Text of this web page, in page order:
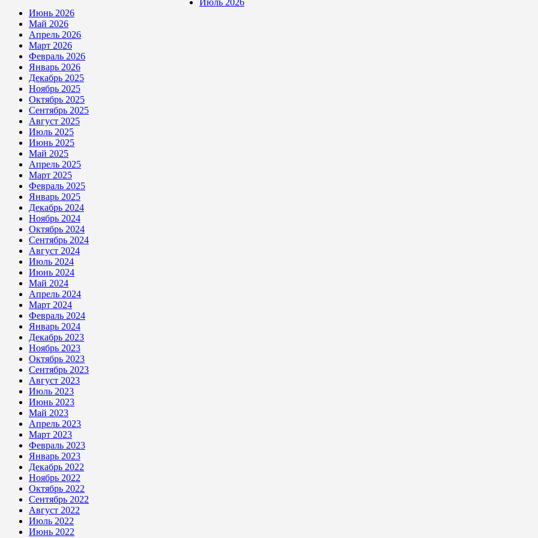
Июнь 2026
Май 2026
Апрель 2026
Март 2026
Февраль 2026
Январь 2026
Декабрь 2025
Ноябрь 2025
Октябрь 2025
Сентябрь 2025
Август 2025
Июль 2025
Июнь 2025
Май 2025
Апрель 2025
Март 2025
Февраль 2025
Январь 2025
Декабрь 2024
Ноябрь 2024
Октябрь 2024
Сентябрь 2024
Август 2024
Июль 2024
Июнь 2024
Май 2024
Апрель 2024
Март 2024
Февраль 2024
Январь 2024
Декабрь 2023
Ноябрь 2023
Октябрь 2023
Сентябрь 2023
Август 2023
Июль 2023
Июнь 2023
Май 2023
Апрель 2023
Март 2023
Февраль 2023
Январь 2023
Декабрь 2022
Ноябрь 2022
Октябрь 2022
Сентябрь 2022
Август 2022
Июль 2022
Июнь 2022